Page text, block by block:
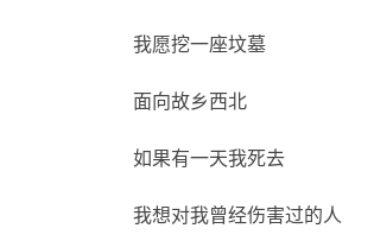
我愿挖一座坟墓
面向故乡西北
如果有一天我死去
我想对我曾经伤害过的人